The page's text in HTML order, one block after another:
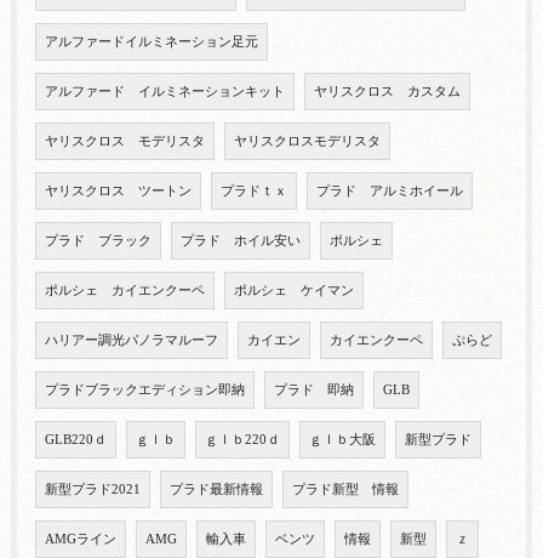
アルファードイルミネーション足元
アルファード イルミネーションキット ヤリスクロス カスタム
ヤリスクロス モデリスタ ヤリスクロスモデリスタ
ヤリスクロス ツートン プラドｔｘ プラド アルミホイール
プラド ブラック プラド ホイル安い ポルシェ
ポルシェ カイエンクーペ ポルシェ ケイマン
ハリアー調光パノラマルーフ カイエン カイエンクーペ ぷらど
プラドブラックエディション即納 プラド 即納 GLB
GLB220ｄ ｇｌｂ ｇｌｂ220ｄ ｇｌｂ大阪 新型プラド
新型プラド2021 プラド最新情報 プラド新型 情報
AMGライン AMG 輸入車 ベンツ 情報 新型 ｚ